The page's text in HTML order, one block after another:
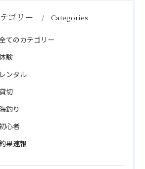
ゴリー Categories
てのカテゴリー
験
レンタル
貸切
釣り
心者
果速報